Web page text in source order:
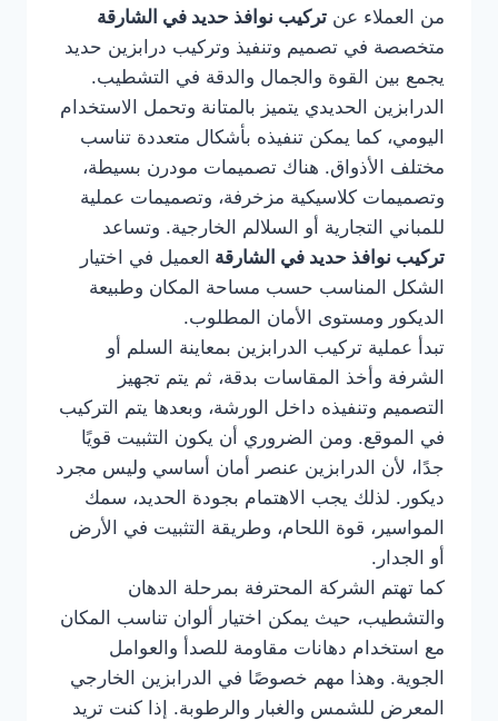
من العملاء عن تركيب نوافذ حديد في الشارقة
متخصصة في تصميم وتنفيذ وتركيب درابزين حديد
يجمع بين القوة والجمال والدقة في التشطيب.
الدرابزين الحديدي يتميز بالمتانة وتحمل الاستخدام
اليومي، كما يمكن تنفيذه بأشكال متعددة تناسب
مختلف الأذواق. هناك تصميمات مودرن بسيطة،
وتصميمات كلاسيكية مزخرفة، وتصميمات عملية
للمباني التجارية أو السلالم الخارجية. وتساعد
تركيب نوافذ حديد في الشارقة العميل في اختيار
الشكل المناسب حسب مساحة المكان وطبيعة
الديكور ومستوى الأمان المطلوب.
تبدأ عملية تركيب الدرابزين بمعاينة السلم أو
الشرفة وأخذ المقاسات بدقة، ثم يتم تجهيز
التصميم وتنفيذه داخل الورشة، وبعدها يتم التركيب
في الموقع. ومن الضروري أن يكون التثبيت قويًا
جدًا، لأن الدرابزين عنصر أمان أساسي وليس مجرد
ديكور. لذلك يجب الاهتمام بجودة الحديد، سمك
المواسير، قوة اللحام، وطريقة التثبيت في الأرض
أو الجدار.
كما تهتم الشركة المحترفة بمرحلة الدهان
والتشطيب، حيث يمكن اختيار ألوان تناسب المكان
مع استخدام دهانات مقاومة للصدأ والعوامل
الجوية. وهذا مهم خصوصًا في الدرابزين الخارجي
المعرض للشمس والغبار والرطوبة. إذا كنت تريد